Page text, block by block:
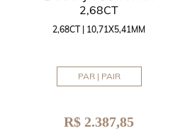
2,68CT
2,68CT | 10,71X5,41MM
PAR | PAIR
R$ 2.387,85